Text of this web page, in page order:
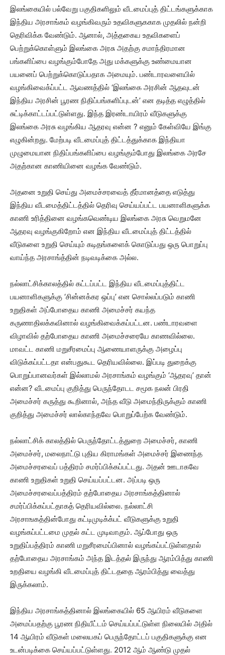
இலங்கையில் பல்வேறு பகுதிகளிலும் வீடமைப்புத் திட்டங்களுக்காக
இந்திய அரசாங்கம் வழங்கிவரும் உதவிகளுககாக முதலில் நன்றி
தெரிவிக்க வேண்டும். ஆனால், அத்தகைய உதவிகளைப்
பெற்றுக்கொள்ளும் இலங்கை அரசு அதற்கு சமாந்திரமான
பங்களிப்பை வழங்கும்போதே அது மக்களுக்கு உண்மையான
பயனைப் பெற்றுக்கொடுப்பதாக அமையும். பண்டாரவளையில்
வழங்கிவைக்ப்பட்ட ஆவணத்தில் ‘இலங்கை அரசின் ஆதவுடன்
இந்திய அரசின் பூரண நிதிப்பங்களிப்புடன்’ என தடித்த எழுத்தில்
சுட்டிக்காட்டப்பட்டுள்ளது. இந்த இரண்டாயிரம் வீடுகளுக்கு
இலங்கை அரசு வழங்கிய ஆதரவு என்ன ? எனும் கேள்வியே இங்கு
எழுகின்றது. மேற்படி வீடமைப்புத் திட்டத்துக்காக இந்தியா
முழுமையான நிதிப்பங்களிப்பை வழங்கும்போது இலங்கை அரசே
அதற்கான காணியினை வழங்க வேண்டும்.
அதனை உறுதி செய்து அமைச்சரவைத் தீர்மானத்தை எடுத்து
இந்திய வீடமைத்திட்டத்தில் தெரிவு செய்யப்பட்ட பயனாளிகளுக்க
காணி உரித்தினை வழங்கவெண்டிய இலங்கை அரசு வெறுமனே
ஆதரவு வழங்குகிறோம் என இந்திய வீடமைப்புத் திட்டத்தில்
வீடுகளை உறுதி செய்யும் கடிதங்களைக் கொடுப்பது ஒரு பொறுப்பு
வாய்ந்த அரசாங்த்தின் நடிவடிக்கை அல்ல.
நல்லாட்சிக்காலத்தில் கட்டப்பட்ட இந்திய வீடமைப்புத்திட்ட
பயனாளிகளுக்கு ‘சின்னக்கர ஒப்பு’ என சொல்லப்படும் காணி
உறுதிகள் அப்போதைய காணி அமைச்சர் கயந்த
கருணாதிலக்கவினால் வழங்கிவைக்கப்பட்டன. பண்டாரவளை
விழாவில் தற்போதைய காணி அமைச்சரையே காணவில்லை.
மாவட்ட காணி மறுசீரமைப்பு ஆணையாளருக்கு அழைப்பு
விடுக்கப்பட்டதா என்பதுகூட தெரியவில்லை. இப்படி துறைக்கு
பொறுப்பானவர்கள் இல்லாமல் அரசாங்கம் வழங்கும் ‘ஆதரவு’ தான்
என்ன? வீடமைப்பு குறித்து பெருந்தோடட சமூக நலன் பிரதி
அமைச்சர் கருத்து கூறினால், அந்த வீடு அமைந்திருக்கும் காணி
குறித்து அமைச்சர் லால்காந்தவே பொறுப்பேற்க வேண்டும்.
நல்லாட்சிக் காலத்தில் பெருந்தோட்டத்துறை அமைச்சர், காணி
அமைச்சர், மலைநாட்டு புதிய கிராமங்கள் அமைச்சர் இணைந்த
அமைச்சரவைப் பத்திரம் சமர்ப்பிக்கப்பட்டது. அதன் ஊடாகவே
காணி உறுதிகள் உறுதி செய்யப்பட்டன. அப்படி ஒரு
அமைச்சரவைப்பத்திரம் தற்போதைய அரசாங்கத்தினால்
சமர்ப்பிக்கப்பட்தாகத் தெரியவில்லை. நல்லாட்சி
அரசாஙகத்தின்போது கட்டிமுடிக்க்பட் வீடுகளுக்கு உறுதி
வழங்கப்பட்டமை முதல் கட்ட முடிவாகும். ஆப்போது ஒரு
உறுதிப்பத்திரம் காணி மறுசீரமைப்பினால் வழங்கப்பட்டுள்ளதால்
தற்போதைய அரசாங்கம் அந்த இடத்தல் இருந்து ஆரம்பித்து காணி
உறதியை வழங்கி வீடமைப்புத் திட்டததை ஆரம்பித்து வைத்து
இருக்கலாம்.
இந்திய அரசாங்கத்தினால் இலங்கையில் 65 ஆயிரம் வீடுகளை
அமைப்பதற்கு பூரண நிதியீட்டம் செய்யப்பட்டுள்ள நிலையில் அதில்
14 ஆயிரம் வீடுகள் மலையகப் பெருந்தோட்டப் பகுதிகளுக்கு என
உடன்படிக்கை செய்யப்பட்டுள்ளது. 2012 ஆம் ஆண்டு முதல்